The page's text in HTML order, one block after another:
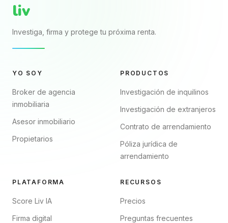
liv
Investiga, firma y protege tu próxima renta.
YO SOY
Broker de agencia
inmobiliaria
Asesor inmobiliario
Propietarios
PRODUCTOS
Investigación de inquilinos
Investigación de extranjeros
Contrato de arrendamiento
Póliza jurídica de
arrendamiento
PLATAFORMA
Score Liv IA
Firma digital
RECURSOS
Precios
Preguntas frecuentes